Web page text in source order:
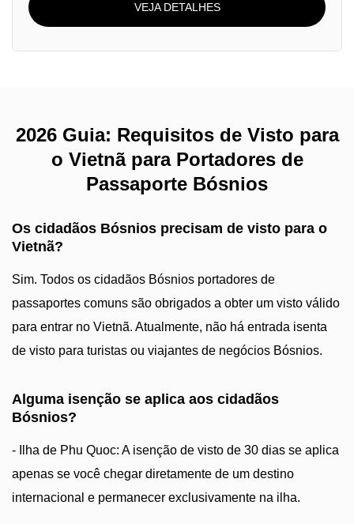
VEJA DETALHES
2026 Guia: Requisitos de Visto para
o Vietnã para Portadores de
Passaporte Bósnios
Os cidadãos Bósnios precisam de visto para o
Vietnã?
Sim. Todos os cidadãos Bósnios portadores de
passaportes comuns são obrigados a obter um visto válido
para entrar no Vietnã. Atualmente, não há entrada isenta
de visto para turistas ou viajantes de negócios Bósnios.
Alguma isenção se aplica aos cidadãos
Bósnios?
- Ilha de Phu Quoc: A isenção de visto de 30 dias se aplica
apenas se você chegar diretamente de um destino
internacional e permanecer exclusivamente na ilha.